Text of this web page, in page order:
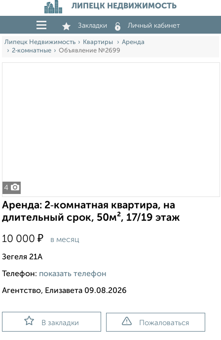
ЛИПЕЦК НЕДВИЖИМОСТЬ
Закладки Личный кабинет
Липецк Недвижимость Квартиры
Аренда
2‑комнатные
Объявление №2699
4
Аренда: 2‑комнатная квартира, на
длительный срок, 50м², 17/19 этаж
10 000 ₽ в месяц
Зегеля 21А
Телефон: показать телефон
Агентство, Елизавета 09.08.2026
В закладки Пожаловаться